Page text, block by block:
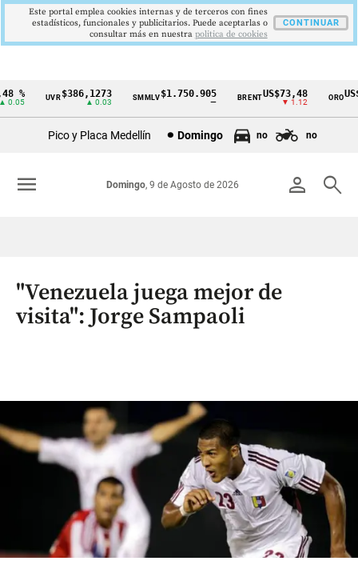
Cintillo
Colombia
% UVR$386,1273
▲ 0.03
SMMLV$1.750.905 BRENTUS$73,48
▼ 1.12
ORO
Pico y Placa Medellín Domingo no no
person search
Domingo, 9 de Agosto de 2026
menu
"Venezuela juega mejor de
visita": Jorge Sampaoli
Este portal emplea cookies internas y de terceros con fines
estadísticos, funcionales y publicitarios. Puede aceptarlas o
consultar más en nuestra politica de cookies
CONTINUAR